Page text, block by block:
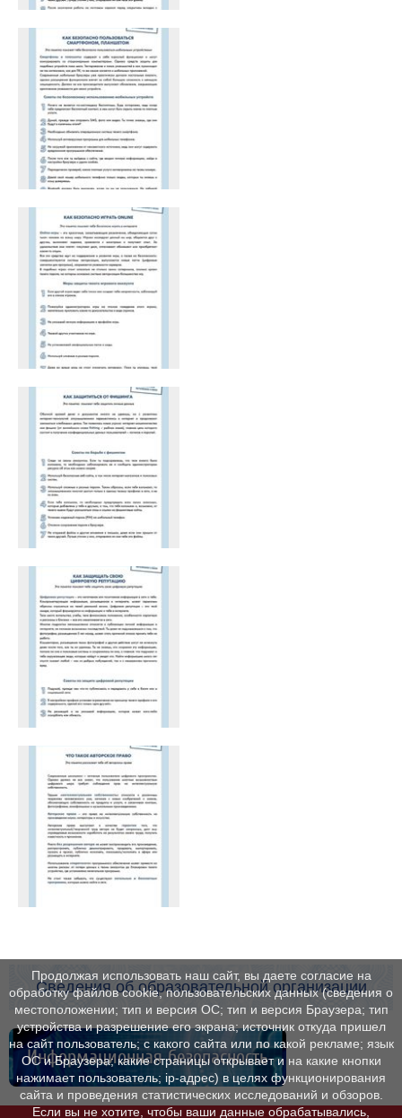
Сведения об образовательной организации
Информационная безопасность
Продолжая использовать наш сайт, вы даете согласие на
обработку файлов cookie, пользовательских данных (сведения о
местоположении; тип и версия ОС; тип и версия Браузера; тип
устройства и разрешение его экрана; источник откуда пришел
на сайт пользователь; с какого сайта или по какой рекламе; язык
ОС и Браузера; какие страницы открывает и на какие кнопки
нажимает пользователь; ip-адрес) в целях функционирования
сайта и проведения статистических исследований и обзоров.
Если вы не хотите, чтобы ваши данные обрабатывались,